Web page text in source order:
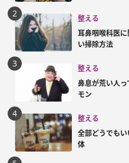
整える
耳鼻咽喉科医
い掃除方法
整える
鼻息が荒い人
モン
整える
全部どうでも
体